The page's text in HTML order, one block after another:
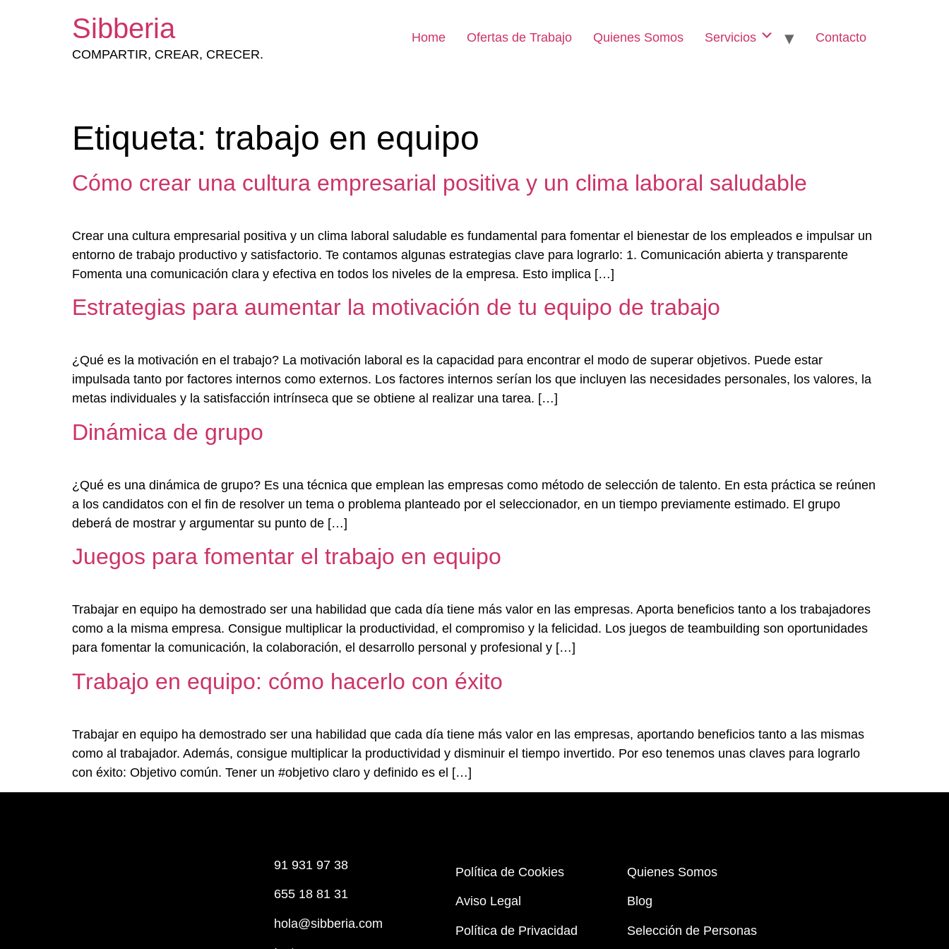
Sibberia
COMPARTIR, CREAR, CRECER.
Home Ofertas de Trabajo Quienes Somos Servicios Contacto
Etiqueta: trabajo en equipo
Cómo crear una cultura empresarial positiva y un clima laboral saludable
Crear una cultura empresarial positiva y un clima laboral saludable es fundamental para fomentar el bienestar de los empleados e impulsar un
entorno de trabajo productivo y satisfactorio. Te contamos algunas estrategias clave para lograrlo: 1. Comunicación abierta y transparente
Fomenta una comunicación clara y efectiva en todos los niveles de la empresa. Esto implica […]
Estrategias para aumentar la motivación de tu equipo de trabajo
¿Qué es la motivación en el trabajo? La motivación laboral es la capacidad para encontrar el modo de superar objetivos. Puede estar
impulsada tanto por factores internos como externos. Los factores internos serían los que incluyen las necesidades personales, los valores, la
metas individuales y la satisfacción intrínseca que se obtiene al realizar una tarea. […]
Dinámica de grupo
¿Qué es una dinámica de grupo? Es una técnica que emplean las empresas como método de selección de talento. En esta práctica se reúnen
a los candidatos con el fin de resolver un tema o problema planteado por el seleccionador, en un tiempo previamente estimado. El grupo
deberá de mostrar y argumentar su punto de […]
Juegos para fomentar el trabajo en equipo
Trabajar en equipo ha demostrado ser una habilidad que cada día tiene más valor en las empresas. Aporta beneficios tanto a los trabajadores
como a la misma empresa. Consigue multiplicar la productividad, el compromiso y la felicidad. Los juegos de teambuilding son oportunidades
para fomentar la comunicación, la colaboración, el desarrollo personal y profesional y […]
Trabajo en equipo: cómo hacerlo con éxito
Trabajar en equipo ha demostrado ser una habilidad que cada día tiene más valor en las empresas, aportando beneficios tanto a las mismas
como al trabajador. Además, consigue multiplicar la productividad y disminuir el tiempo invertido. Por eso tenemos unas claves para lograrlo
con éxito: Objetivo común. Tener un #objetivo claro y definido es el […]
91 931 97 38
655 18 81 31
hola@sibberia.com
Política de Cookies
Aviso Legal
Política de Privacidad
Quienes Somos
Blog
Selección de Personas